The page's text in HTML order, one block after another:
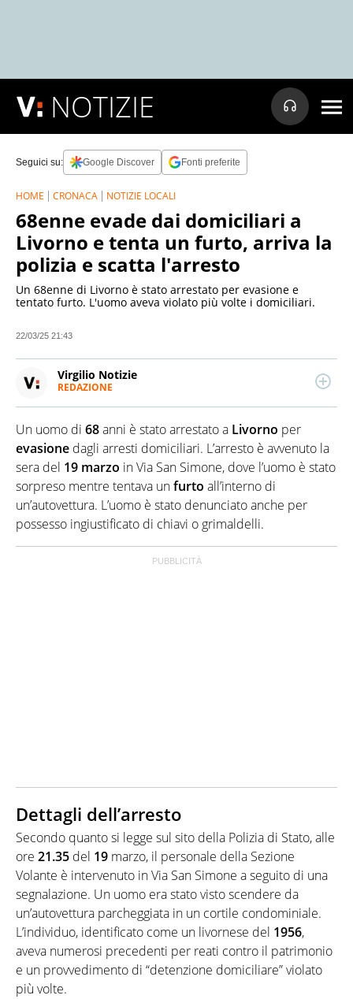
NOTIZIE
Seguici su: Google Discover Fonti preferite
HOME CRONACA NOTIZIE LOCALI
68enne evade dai domiciliari a
Livorno e tenta un furto, arriva la
polizia e scatta l'arresto
Un 68enne di Livorno è stato arrestato per evasione e
tentato furto. L'uomo aveva violato più volte i domiciliari.
22/03/25 21:43
Virgilio Notizie
REDAZIONE
Italia e nel mondo. Cronaca, Politica, Economia,
Spettacolo: tutta l'attualità che fa notizia, finisce
sotto il suo microscopio. Virgilio Notizie è alimentato
da un team di giornalisti tutti under 35 e nativi
digitali. Missione: con un linguaggio semplice e
diretto rendere chiari, comprensibili e interessanti i
fatti del giorno.
Un uomo di 68anni è stato arrestato a Livorno per
evasione dagli arresti domiciliari. L’arresto è avvenuto la
sera del 19 marzo in Via San Simone, dove l’uomo è stato
sorpreso mentre tentava unfurto all’interno di
un’autovettura. L’uomo è stato denunciato anche per
possesso ingiustificato di chiavi o grimaldelli.
Dettagli dell’arresto
Secondo quanto si legge sul sito della Polizia di Stato, alle
ore 21.35 del 19 marzo, il personale della Sezione
Volante è intervenuto in Via San Simone a seguito di una
segnalazione. Un uomo era stato visto scendere da
un’autovettura parcheggiata in un cortile condominiale.
L’individuo, identificato come un livornese del 1956,
aveva numerosi precedenti per reati contro il patrimonio
e un provvedimento di “detenzione domiciliare” violato
più volte.